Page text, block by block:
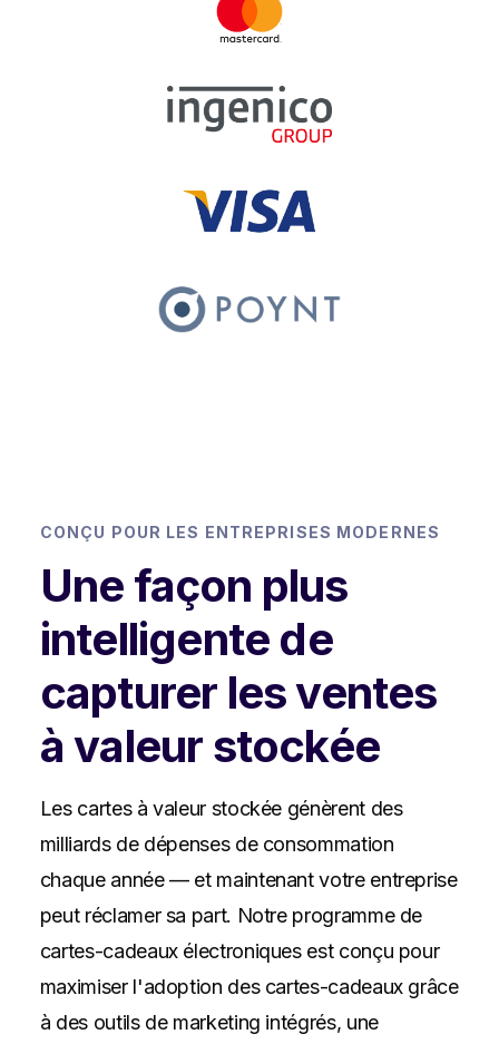
CONÇU POUR LES ENTREPRISES MODERNES
Une façon plus
intelligente de
capturer les ventes
à valeur stockée
Les cartes à valeur stockée génèrent des
milliards de dépenses de consommation
chaque année — et maintenant votre entreprise
peut réclamer sa part. Notre programme de
cartes-cadeaux électroniques est conçu pour
maximiser l'adoption des cartes-cadeaux grâce
à des outils de marketing intégrés, une